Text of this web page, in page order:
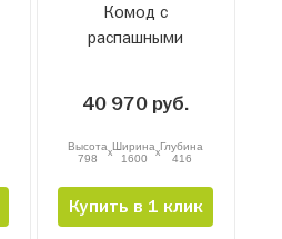
Комод с
распашными
40 970 руб.
Высота
798
xШирина
1600
xГлубина
416
Купить в 1 клик